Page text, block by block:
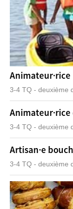
Animateur·rice
3-4 TQ - deuxième
3-4 TQ - deuxième
Artisan·e
3-4 TQ - deuxième